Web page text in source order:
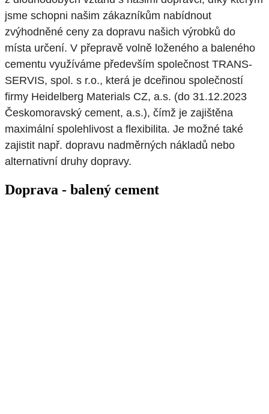
jsme schopni našim zákazníkům nabídnout
zvýhodněné ceny za dopravu našich výrobků do
místa určení. V přepravě volně loženého a baleného
cementu využíváme především společnost TRANS-
SERVIS, spol. s r.o., která je dceřinou společností
firmy Heidelberg Materials CZ, a.s. (do 31.12.2023
Českomoravský cement, a.s.), čímž je zajištěna
maximální spolehlivost a flexibilita. Je možné také
zajistit např. dopravu nadměrných nákladů nebo
alternativní druhy dopravy.
Doprava - balený cement